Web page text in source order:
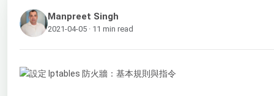
Manpreet Singh
2021-04-05 · 11 min read